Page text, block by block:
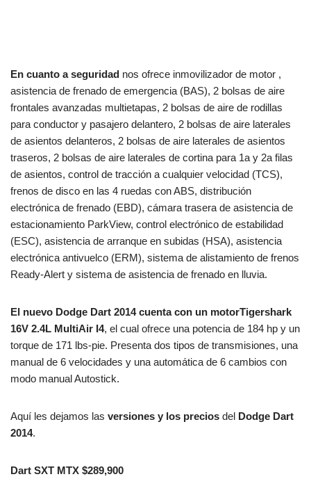
En cuanto a seguridad nos ofrece inmovilizador de motor ,
asistencia de frenado de emergencia (BAS), 2 bolsas de aire
frontales avanzadas multietapas, 2 bolsas de aire de rodillas
para conductor y pasajero delantero, 2 bolsas de aire laterales
de asientos delanteros, 2 bolsas de aire laterales de asientos
traseros, 2 bolsas de aire laterales de cortina para 1a y 2a filas
de asientos, control de tracción a cualquier velocidad (TCS),
frenos de disco en las 4 ruedas con ABS, distribución
electrónica de frenado (EBD), cámara trasera de asistencia de
estacionamiento ParkView, control electrónico de estabilidad
(ESC), asistencia de arranque en subidas (HSA), asistencia
electrónica antivuelco (ERM), sistema de alistamiento de frenos
Ready-Alert y sistema de asistencia de frenado en lluvia.
El nuevo Dodge Dart 2014 cuenta con un motorTigershark
16V 2.4L MultiAir I4, el cual ofrece una potencia de 184 hp y un
torque de 171 lbs-pie. Presenta dos tipos de transmisiones, una
manual de 6 velocidades y una automática de 6 cambios con
modo manual Autostick.
Aquí les dejamos las versiones y los precios del Dodge Dart
2014.
Dart SXT MTX $289,900